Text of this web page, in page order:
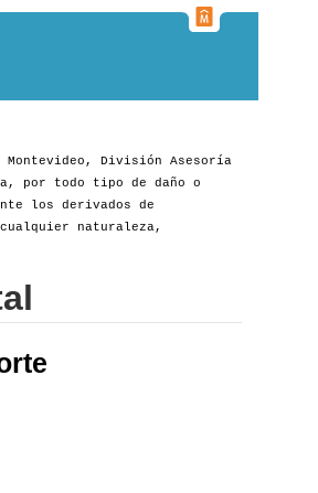
División Asesoría
por todo tipo de daño o
los derivados de
naturaleza,